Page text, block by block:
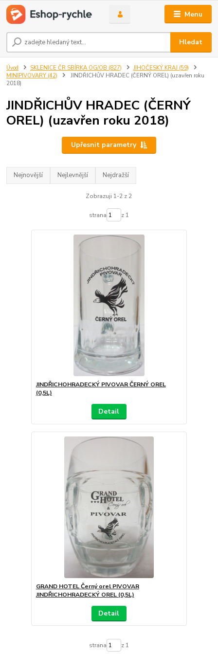
Menu
Hledat
Úvod SKLENICE ČR SBÍRKA OG/OB (827)
JIHOČESKÝ KRAJ (59)
MINIPIVOVARY (42)
JINDŘICHŮV HRADEC (ČERNÝ OREL) (uzavřen roku
2018)
JINDŘICHŮV HRADEC (ČERNÝ
OREL) (uzavřen roku 2018)
Upřesnit parametry
Nejnovější Nejlevnější Nejdražší
Zobrazuji 1-2 z 2
strana z 1
JINDŘICHOHRADECKÝ PIVOVAR ČERNÝ OREL
(0,5L)
Detail
GRAND HOTEL Černý orel PIVOVAR
JINDŘICHOHRADECKÝ OREL (0,5L)
Detail
strana z 1